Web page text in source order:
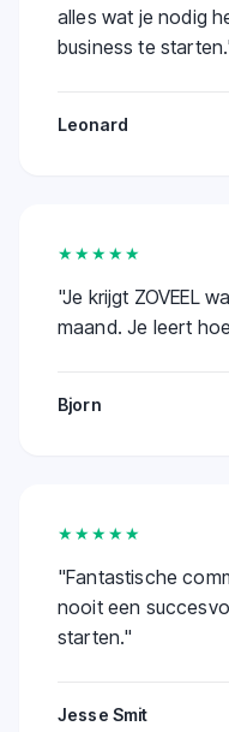
alles wat je nodig
business te starten.
Leonard
★★★★★
"Je krijgt ZOVEEL
maand. Je leert
Bjorn
★★★★★
"Fantastische
nooit een
starten."
Jesse Smit